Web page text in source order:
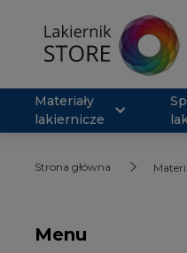
Materiały
lakiernicze
Strona główna
Menu